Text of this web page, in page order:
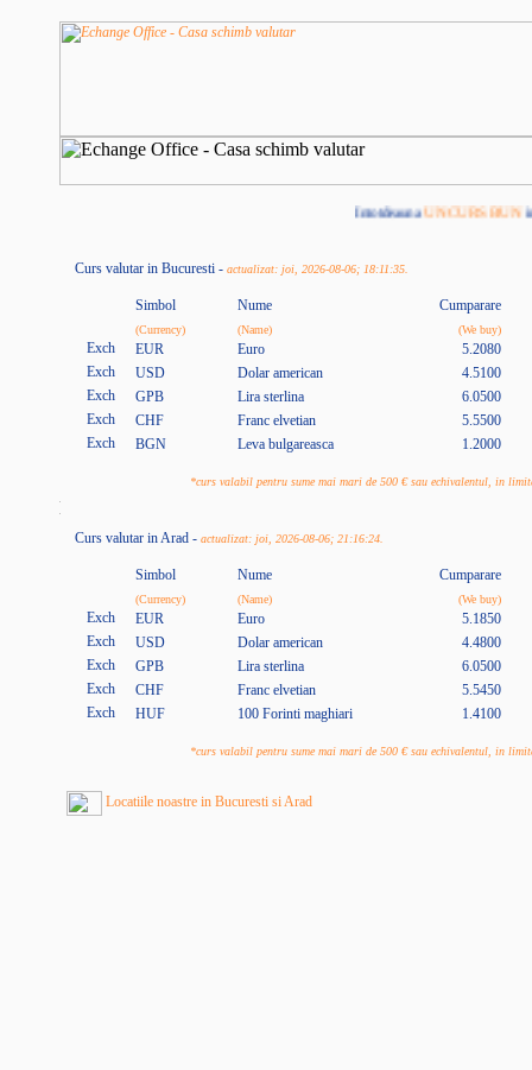
IntotdeaunaUN CURS BUNin
Curs valutar in Bucuresti - actualizat: joi, 2026-08-06; 18:11:35.
Simbol Nume Cumparare
(Currency) (Name) (We buy)
EUR Euro
5.2080
USD
Dolar american
4.5100
GPB
Lira sterlina
6.0500
CHF
Franc elvetian
5.5500
BGN
Leva bulgareasca 1.2000
*curs valabil pentru sume mai mari de 500 € sau echivalentul, in
Curs valutar in Arad - actualizat: joi, 2026-08-06; 21:16:24.
Simbol Nume Cumparare
(Currency) (Name) (We buy)
EUR Euro
5.1850
USD
Dolar american
4.4800
GPB
Lira sterlina
6.0500
CHF
Franc elvetian
5.5450
HUF
100 Forinti maghiari 1.4100
*curs valabil pentru sume mai mari de 500 € sau echivalentul, in
Locatiile noastre in Bucuresti si Arad